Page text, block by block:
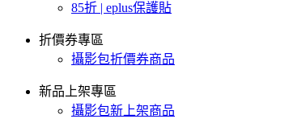
85折 | eplus保護貼
折價券專區
攝影包折價券商品
新品上架專區
攝影包新上架商品